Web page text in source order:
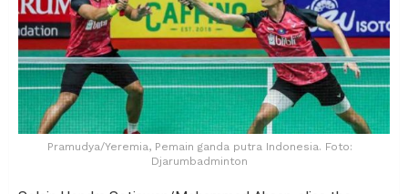
Pramudya/Yeremia, Pemain ganda putra Indonesia. Foto:
Djarumbadminton